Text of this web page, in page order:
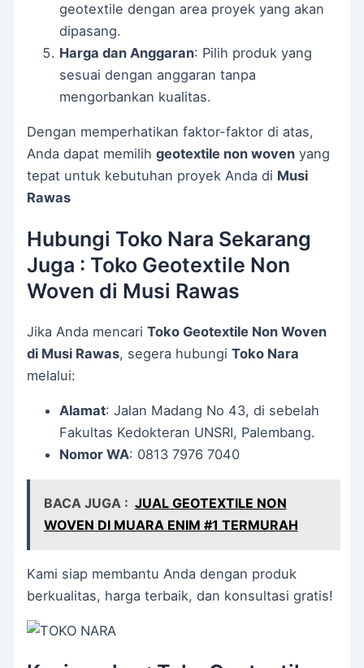
geotextile dengan area proyek yang akan
dipasang.
Harga dan Anggaran: Pilih produk yang
sesuai dengan anggaran tanpa
mengorbankan kualitas.
Dengan memperhatikan faktor-faktor di atas,
Anda dapat memilihgeotextile non woven yang
tepat untuk kebutuhan proyek Anda di Musi
Rawas
Hubungi Toko Nara Sekarang
Juga : Toko Geotextile Non
Woven di Musi Rawas
Jika Anda mencariToko Geotextile Non Woven
di Musi Rawas, segera hubungiToko Nara
melalui:
Alamat: Jalan Madang No 43, di sebelah
Fakultas Kedokteran UNSRI, Palembang.
Nomor WA: 0813 7976 7040
BACA JUGA : JUAL GEOTEXTILE NON
WOVEN DI MUARA ENIM #1 TERMURAH
Kami siap membantu Anda dengan produk
berkualitas, harga terbaik, dan konsultasi gratis!